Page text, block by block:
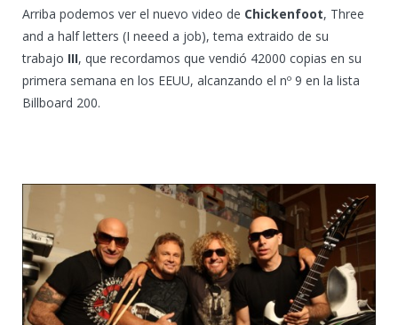
Arriba podemos ver el nuevo video de Chickenfoot, Three
and a half letters (I neeed a job), tema extraido de su
trabajo III, que recordamos que vendió 42000 copias en su
primera semana en los EEUU, alcanzando el nº 9 en la lista
Billboard 200.